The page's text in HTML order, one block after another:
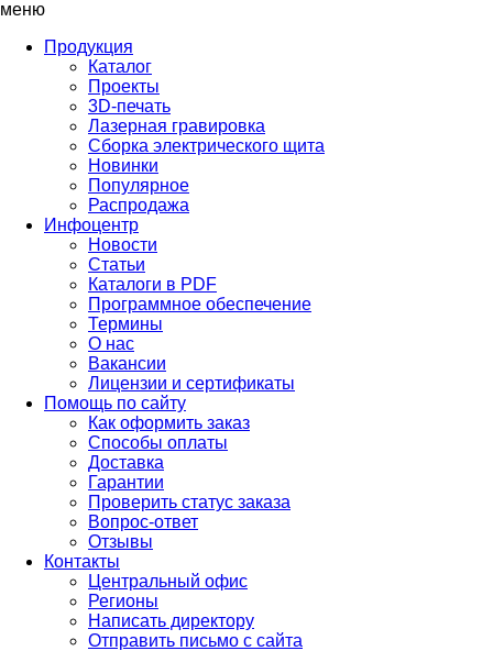
меню
Продукция
Каталог
Проекты
3D-печать
Лазерная гравировка
Сборка электрического щита
Новинки
Популярное
Распродажа
Инфоцентр
Новости
Статьи
Каталоги в PDF
Программное обеспечение
Термины
О нас
Вакансии
Лицензии и сертификаты
Помощь по сайту
Как оформить заказ
Способы оплаты
Доставка
Гарантии
Проверить статус заказа
Вопрос-ответ
Отзывы
Контакты
Центральный офис
Регионы
Написать директору
Отправить письмо с сайта